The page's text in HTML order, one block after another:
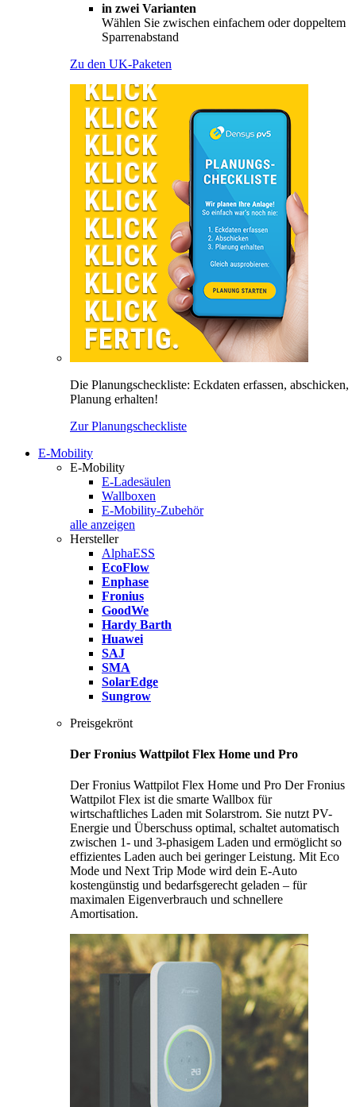
in zwei Varianten
Wählen Sie zwischen einfachem oder doppeltem
Sparrenabstand
Zu den UK-Paketen
Die Planungscheckliste: Eckdaten erfassen, abschicken,
Planung erhalten!
Zur Planungscheckliste
E-Mobility
E-Mobility
E-Ladesäulen
Wallboxen
E-Mobility-Zubehör
alle anzeigen
Hersteller
AlphaESS
EcoFlow
Enphase
Fronius
GoodWe
Hardy Barth
Huawei
SAJ
SMA
SolarEdge
Sungrow
Preisgekrönt
Der Fronius Wattpilot Flex Home und Pro
Der Fronius Wattpilot Flex Home und Pro Der Fronius
Wattpilot Flex ist die smarte Wallbox für
wirtschaftliches Laden mit Solarstrom. Sie nutzt PV-
Energie und Überschuss optimal, schaltet automatisch
zwischen 1- und 3-phasigem Laden und ermöglicht so
effizientes Laden auch bei geringer Leistung. Mit Eco
Mode und Next Trip Mode wird dein E-Auto
kostengünstig und bedarfsgerecht geladen – für
maximalen Eigenverbrauch und schnellere
Amortisation.